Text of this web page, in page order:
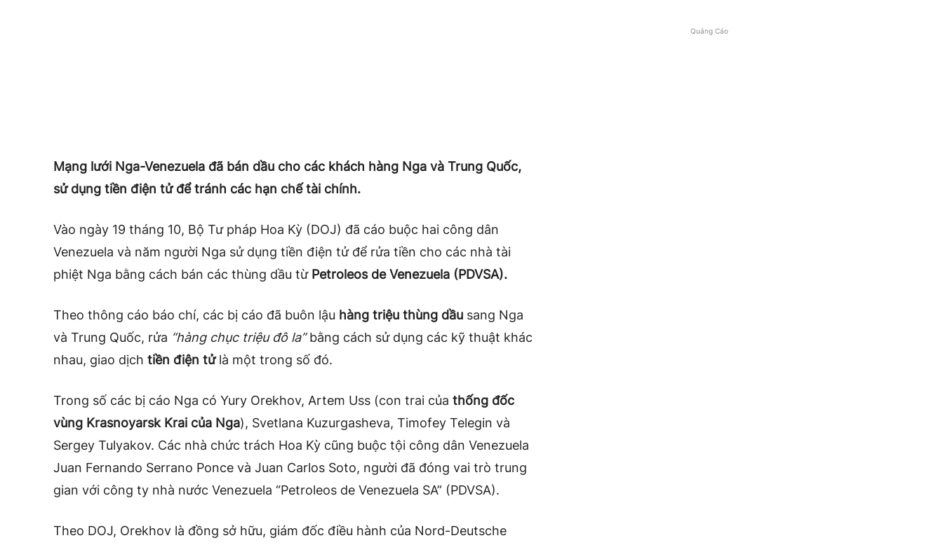
Mạng lưới Nga-Venezuela đã bán dầu cho các khách hàng Nga và Trung Quốc,
sử dụng tiền điện tử để tránh các hạn chế tài chính.
Vào ngày 19 tháng 10, Bộ Tư pháp Hoa Kỳ (DOJ) đã cáo buộc hai công dân
Venezuela và năm người Nga sử dụng tiền điện tử để rửa tiền cho các nhà tài
phiệt Nga bằng cách bán các thùng dầu từ Petroleos de Venezuela (PDVSA).
Theo thông cáo báo chí, các bị cáo đã buôn lậu hàng triệu thùng dầu sang Nga
và Trung Quốc, rửa “hàng chục triệu đô la”bằng cách sử dụng các kỹ thuật khác
nhau, giao dịch tiền điện tửlà một trong số đó.
Trong số các bị cáo Nga có Yury Orekhov, Artem Uss (con trai của thống đốc
vùng Krasnoyarsk Krai của Nga), Svetlana Kuzurgasheva, Timofey Telegin và
Sergey Tulyakov. Các nhà chức trách Hoa Kỳ cũng buộc tội công dân Venezuela
Juan Fernando Serrano Ponce và Juan Carlos Soto, người đã đóng vai trò trung
gian với công ty nhà nước Venezuela “Petroleos de Venezuela SA” (PDVSA).
Theo DOJ, Orekhov là đồng sở hữu, giám đốc điều hành của Nord-Deutsche
Quảng Cáo